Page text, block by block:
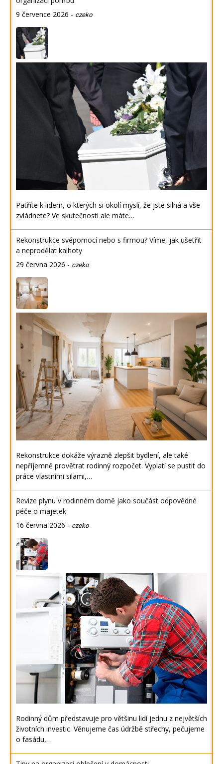
9 července 2026 - czeko
Patříte k lidem, o kterých si okolí myslí, že jste silná a vše
zvládnete? Ve skutečnosti ale máte…
Rekonstrukce svépomocí nebo s firmou? Víme, jak ušetřit
a neprodělat kalhoty
29 června 2026 - czeko
Rekonstrukce dokáže výrazně zlepšit bydlení, ale také
nepříjemně provětrat rodinný rozpočet. Vyplatí se pustit do
práce vlastními silami,…
Revize plynu v rodinném domě jako součást odpovědné
péče o majetek
16 června 2026 - czeko
Rodinný dům představuje pro většinu lidí jednu z největších
životních investic. Věnujeme čas údržbě střechy, pečujeme
o fasádu,…